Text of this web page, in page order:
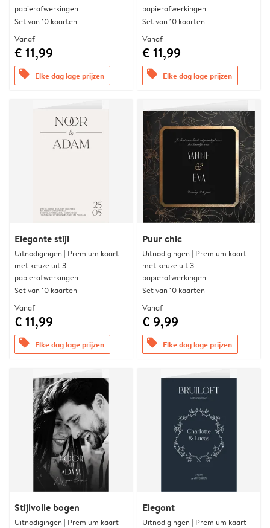
papierafwerkingen
Set van 10 kaarten
Vanaf
€ 11,99
offers Elke dag lage prijzen
papierafwerkingen
Set van 10 kaarten
Vanaf
€ 11,99
offers Elke dag lage prijzen
Elegante stijl
Uitnodigingen | Premium kaart
met keuze uit 3
papierafwerkingen
Set van 10 kaarten
Vanaf
€ 11,99
offers Elke dag lage prijzen
Puur chic
Uitnodigingen | Premium kaart
met keuze uit 3
papierafwerkingen
Set van 10 kaarten
Vanaf
€ 9,99
offers Elke dag lage prijzen
Stijlvolle bogen
Uitnodigingen | Premium kaart
Elegant
Uitnodigingen | Premium kaart